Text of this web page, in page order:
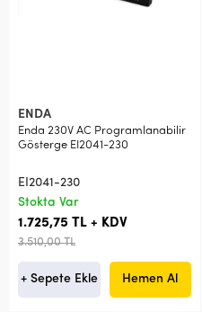
ENDA
Enda 230V AC Programlanabilir
Gösterge EI2041-230
EI2041-230
Stokta Var
1.725,75 TL + KDV
3.510,00 TL
+ Sepete Ekle Hemen Al